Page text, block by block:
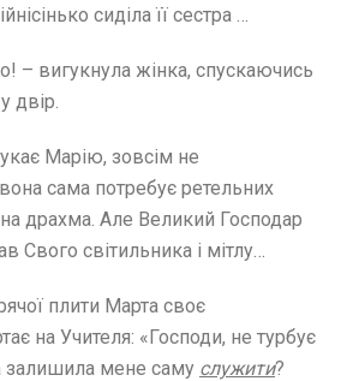
сиділа її сестра …
– вигукнула жінка, спускаючись
двір.
Марію, зовсім не
сама потребує ретельних
драхма. Але Великий Господар
Свого світильника і мітлу…
плити Марта своє
на Учителя: «Господи, не турбує
залишила мене саму служити?